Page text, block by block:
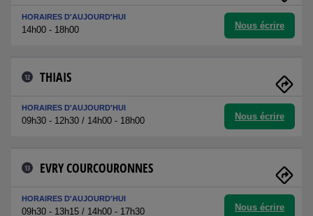
HORAIRES D'AUJOURD'HUI
14h00 - 18h00 Nous écrire
12 THIAIS
HORAIRES D'AUJOURD'HUI
09h30 - 12h30 / 14h00 - 18h00 Nous écrire
13 EVRY COURCOURONNES
HORAIRES D'AUJOURD'HUI
09h30 - 13h15 / 14h00 - 17h30 Nous écrire